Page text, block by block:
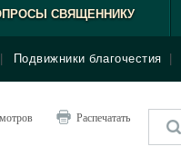
Подвижники благочестия
СВЯЩЕННИКУ
Распечатать